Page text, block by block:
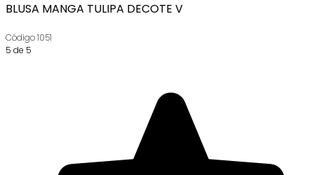
BLUSA MANGA TULIPA DECOTE V
Código1051
5 de 5